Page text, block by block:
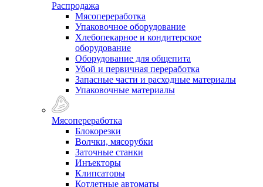
Распродажа
Мясопереработка
Упаковочное оборудование
Хлебопекарное и кондитерское
оборудование
Оборудование для общепита
Убой и первичная переработка
Запасные части и расходные материалы
Упаковочные материалы
Мясопереработка
Блокорезки
Волчки, мясорубки
Заточные станки
Инъекторы
Клипсаторы
Котлетные автоматы